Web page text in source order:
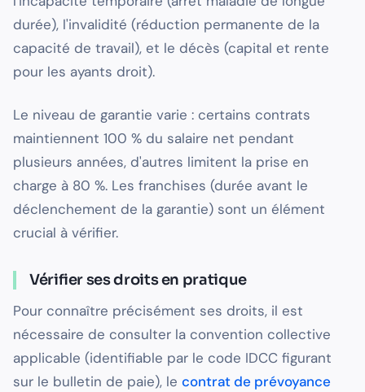
durée), l'invalidité (réduction permanente de la
capacité de travail), et le décès (capital et rente
pour les ayants droit).
Le niveau de garantie varie : certains contrats
maintiennent 100 % du salaire net pendant
plusieurs années, d'autres limitent la prise en
charge à 80 %. Les franchises (durée avant le
déclenchement de la garantie) sont un élément
crucial à vérifier.
Vérifier ses droits en pratique
Pour connaître précisément ses droits, il est
nécessaire de consulter la convention collective
applicable (identifiable par le code IDCC figurant
sur le bulletin de paie), le contrat de prévoyance